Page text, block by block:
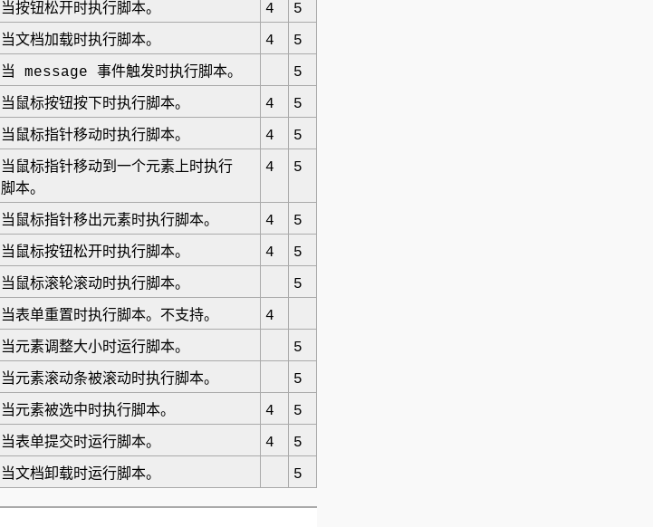
当按钮松开时执行脚本。 4
5
当文档加载时执行脚本。 4
5
当 message 事件触发时执行脚本。
5
当鼠标按钮按下时执行脚本。 4
5
当鼠标指针移动时执行脚本。 4
5
当鼠标指针移动到一个元素上时执行
脚本。
4 5
当鼠标指针移出元素时执行脚本。 4
5
当鼠标按钮松开时执行脚本。 4
5
当鼠标滚轮滚动时执行脚本。
5
当表单重置时执行脚本。不支持。
4
当元素调整大小时运行脚本。
5
当元素滚动条被滚动时执行脚本。
5
当元素被选中时执行脚本。 4
5
当表单提交时运行脚本。 4
5
当文档卸载时运行脚本。 5